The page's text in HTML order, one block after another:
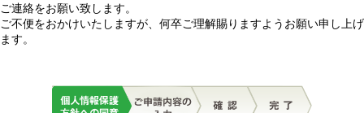
ご連絡をお願い致します。
ご不便をおかけいたしますが、何卒ご理解賜りますようお願い申し上げ
ます。